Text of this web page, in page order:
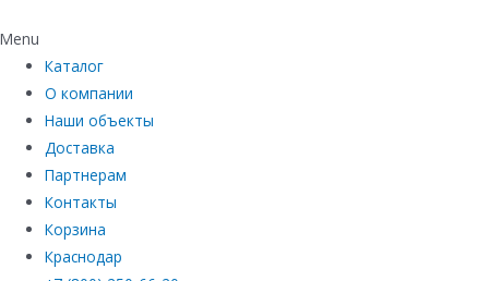
Menu
Каталог
О компании
Наши объекты
Доставка
Партнерам
Контакты
Корзина
Краснодар